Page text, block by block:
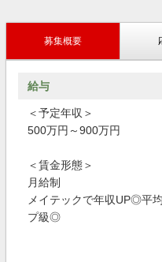
募集概要
給与
＜予定年収＞
500万円～900万円
＜賃金形態＞
月給制
メイテックで年収UP◎平
プ級◎